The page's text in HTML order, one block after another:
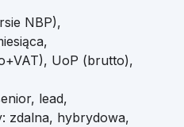
NBP),
UoP (brutto),
lead,
zdalna, hybrydowa,